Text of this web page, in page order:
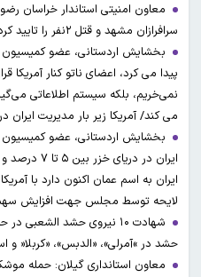
معاون امنیتی استاندار خراسان
سرافرازان مشهد و قتل ۲نفر را تایید کرد
بخشایش اردستانی، عضو
پیدا می کرد، اعضای ناتو کنار آمریکا
نمی‌خریم، بلکه سیستم اطلاعاتی
می کند/ آمریکا زیر بار مدیریت ایران
بخشایش اردستانی، عضو
ایران به اسم عمان اکنون دارد با
لایحه توسط مجلس جهت افزایش سهم
شهادت ۱۰ نیروی حشد
حشد در »آمرلی»، «الدبس»، «کربلا« و
معاون استانداری گیلان: حمله